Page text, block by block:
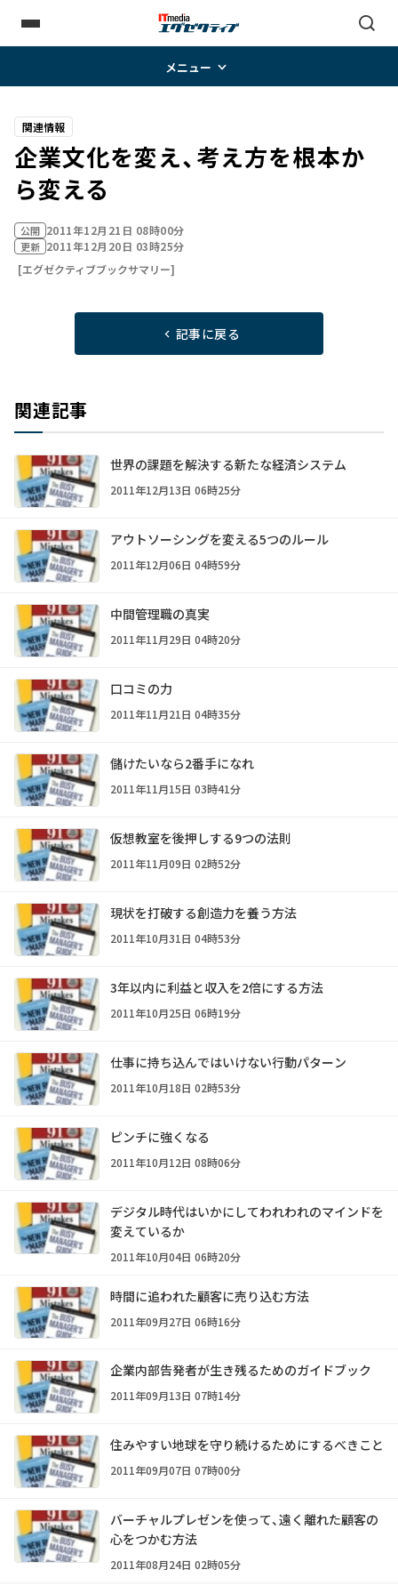
メニュー
関連情報
企業文化を変え、考え方を根本か
ら変える
公開 2011年12月21日 08時00分
更新 2011年12月20日 03時25分
[エグゼクティブブックサマリー]
記事に戻る
関連記事
世界の課題を解決する新たな経済システム
2011年12月13日 06時25分
アウトソーシングを変える5つのルール
2011年12月06日 04時59分
中間管理職の真実
2011年11月29日 04時20分
口コミの力
2011年11月21日 04時35分
儲けたいなら2番手になれ
2011年11月15日 03時41分
仮想教室を後押しする9つの法則
2011年11月09日 02時52分
現状を打破する創造力を養う方法
2011年10月31日 04時53分
3年以内に利益と収入を2倍にする方法
2011年10月25日 06時19分
仕事に持ち込んではいけない行動パターン
2011年10月18日 02時53分
ピンチに強くなる
2011年10月12日 08時06分
デジタル時代はいかにしてわれわれのマインドを
変えているか
2011年10月04日 06時20分
時間に追われた顧客に売り込む方法
2011年09月27日 06時16分
企業内部告発者が生き残るためのガイドブック
2011年09月13日 07時14分
住みやすい地球を守り続けるためにするべきこと
2011年09月07日 07時00分
バーチャルプレゼンを使って、遠く離れた顧客の
心をつかむ方法
2011年08月24日 02時05分